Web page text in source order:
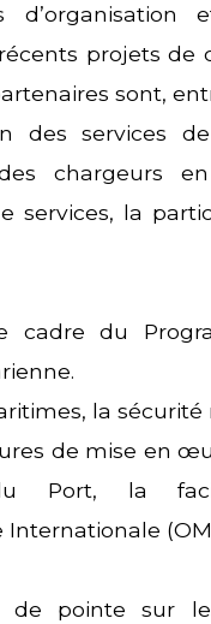
d’organisation
projets de
sont,
des services
chargeurs
services, la
cadre du
la
de mise en
Port, la
de pointe sur